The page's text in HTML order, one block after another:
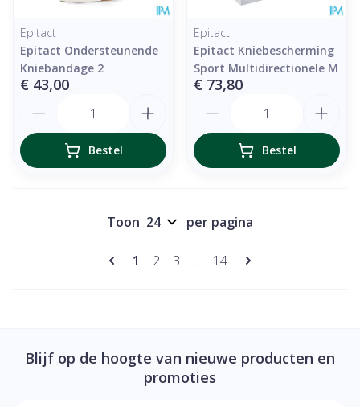
Epitact
Epitact Ondersteunende
Kniebandage 2
€ 43,00
Bestel
Epitact
Epitact Kniebescherming
Sport Multidirectionele M
€ 73,80
Bestel
Pagina's
U lees momenteel pagina
1 Pagina
2 Pagina
3 ... Pagina
14
Toon per pagina
Blijf op de hoogte van nieuwe producten en
promoties